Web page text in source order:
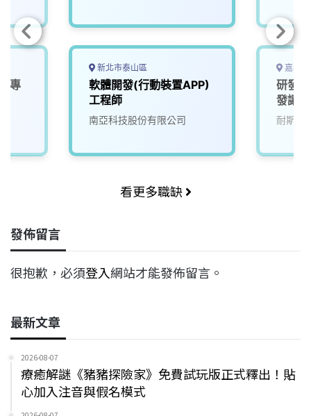
專
新北市泰山區
軟體開發(行動裝置APP)
工程師
南亞科技股份有限公司
嘉義
研發
發讓
來)1
耐斯企
看更多職缺
發佈留言
很抱歉，必須登入網站才能發佈留言。
最新文章
2026-08-07
療癒解謎《豬豬探險家》免費試玩版正式釋出！貼
心加入注音與假名模式